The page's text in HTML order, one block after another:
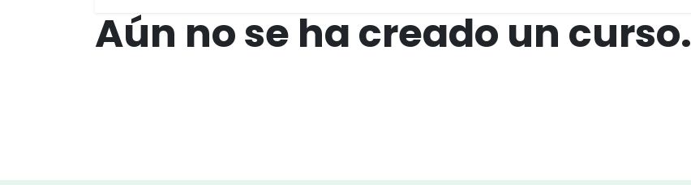
Aún no se ha creado un curso.